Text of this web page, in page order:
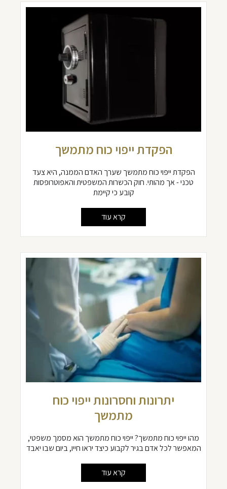
הפקדת ייפוי כוח מתמשך
הפקדת ייפוי כוח מתמשך שערך האדם הממנה, היא צעד
טכני - אך מהותי. חוק הכשרות המשפטית והאפוטרופסות
קובע כי קיימת
קרא עוד
יתרונות וחסרונות ייפוי כוח
מתמשך
מהו ייפוי כוח מתמשך? ייפוי כוח מתמשך הוא מסמך משפטי,
המאפשר לכל אדם בגיר לקבוע כיצד יראו חייו, ביום שבו יאבד
קרא עוד